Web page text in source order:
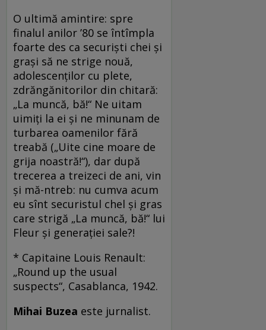
O ultimă amintire: spre
finalul anilor ’80 se întîmpla
foarte des ca securiști chei și
grași să ne strige nouă,
adolescenților cu plete,
zdrăngănitorilor din chitară:
„La muncă, bă!“ Ne uitam
uimiți la ei și ne minunam de
turbarea oamenilor fără
treabă („Uite cine moare de
grija noastră!“), dar după
trecerea a treizeci de ani, vin
și mă-ntreb: nu cumva acum
eu sînt securistul chel și gras
care strigă „La muncă, bă!“ lui
Fleur și generației sale?!
* Capitaine Louis Renault:
„Round up the usual
suspects“, Casablanca, 1942.
Mihai Buzea este jurnalist.